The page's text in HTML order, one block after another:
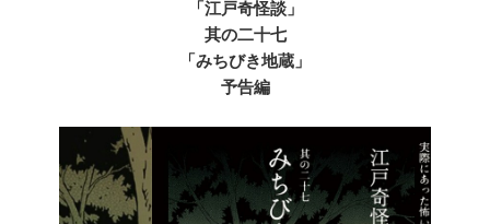
「江戸奇怪談」
其の二十七
「みちびき地蔵」
予告編